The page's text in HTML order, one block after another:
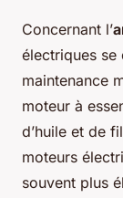
Concernant l’
électriques se
maintenance
moteur à
d’huile et de
moteurs
souvent plus